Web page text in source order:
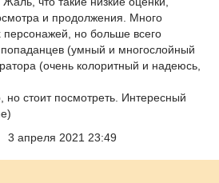
и продолжения. Много
персонажей, но больше всего
(умный и многослойный
(очень колоритный и надеюсь,
стоит посмотреть. Интересный
3 апреля 2021 23:49